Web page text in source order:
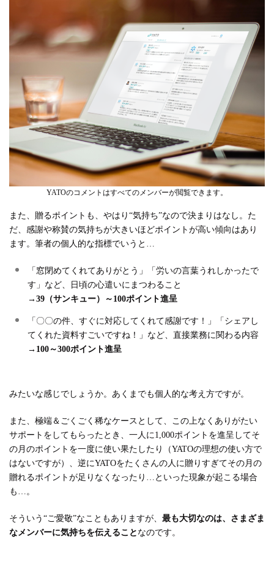
YATOのコメントはすべてのメンバーが閲覧できます。
また、贈るポイントも、やはり“気持ち”なので決まりはなし。た
だ、感謝や称賛の気持ちが大きいほどポイントが高い傾向はあり
ます。筆者の個人的な指標でいうと…
「窓閉めてくれてありがとう」「労いの言葉うれしかったで
す」など、日頃の心遣いにまつわること
→ 39（サンキュー）～100ポイント進呈
「〇〇の件、すぐに対応してくれて感謝です！」「シェアし
てくれた資料すごいですね！」など、直接業務に関わる内容
→ 100～300ポイント進呈
みたいな感じでしょうか。あくまでも個人的な考え方ですが。
また、極端＆ごくごく稀なケースとして、この上なくありがたい
サポートをしてもらったとき、一人に1,000ポイントを進呈してそ
の月のポイントを一度に使い果たしたり（YATOの理想の使い方で
はないですが）、逆にYATOをたくさんの人に贈りすぎてその月の
贈れるポイントが足りなくなったり…といった現象が起こる場合
も…。
そういう“ご愛敬”なこともありますが、 最も大切なのは、さまざま
なメンバーに気持ちを伝えること なのです。